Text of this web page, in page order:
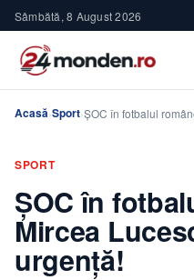
Sâmbătă, 8 August 2026
Acasă›Sport›ȘOC în fotbalul
SPORT
ȘOC în
Mircea
urgență!